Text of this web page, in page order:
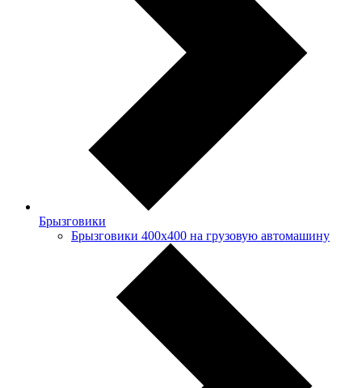
Брызговики
Брызговики 400х400 на грузовую автомашину